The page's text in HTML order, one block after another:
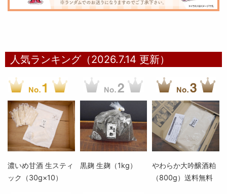
人気ランキング（2026.7.14 更新）
濃いめ甘酒 生スティ
ック（30g×10）
黒麹 生麹（1kg）
やわらか大吟醸酒粕
（800g）送料無料